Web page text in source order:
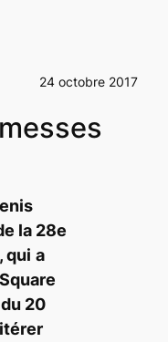
24 octobre 2017
la 28e
qui a
20